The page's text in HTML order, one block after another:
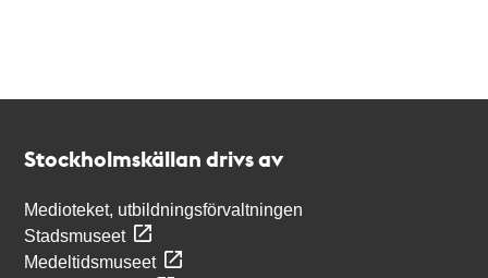
Stockholmskällan drivs av
Medioteket, utbildningsförvaltningen
Stadsmuseet
Medeltidsmuseet